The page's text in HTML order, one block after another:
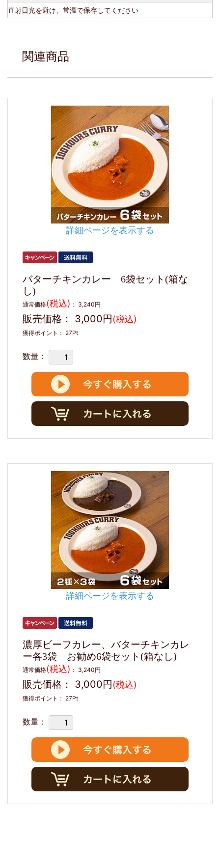
直射日光を避け、常温で保存してください
関連商品
詳細ページを表示する
バターチキンカレー 6袋セット(箱な
し)
通常価格(税込) ： 3,240円
販売価格： 3,000円(税込)
獲得ポイント： 27Pt
数量：
詳細ページを表示する
濃厚ビーフカレー、バターチキンカレ
ー各3袋 お勧め6袋セット(箱なし)
通常価格(税込) ： 3,240円
販売価格： 3,000円(税込)
獲得ポイント： 27Pt
数量：